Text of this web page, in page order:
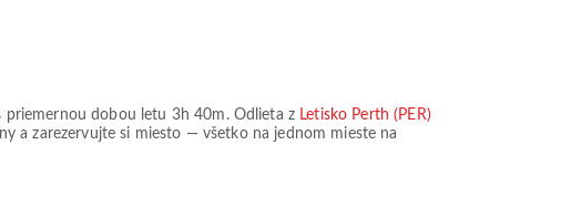
priemernou dobou letu 3h 40m . Odlieta z Letisko Perth (PER)
a zarezervujte si miesto — všetko na jednom mieste na